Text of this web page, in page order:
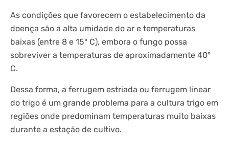
As condições que favorecem o estabelecimento da
doença são a alta umidade do ar e temperaturas
baixas (entre 8 e 15° C), embora o fungo possa
sobreviver a temperaturas de aproximadamente 40°
C.
Dessa forma, a ferrugem estriada ou ferrugem linear
do trigo é um grande problema para a cultura trigo em
regiões onde predominam temperaturas muito baixas
durante a estação de cultivo.